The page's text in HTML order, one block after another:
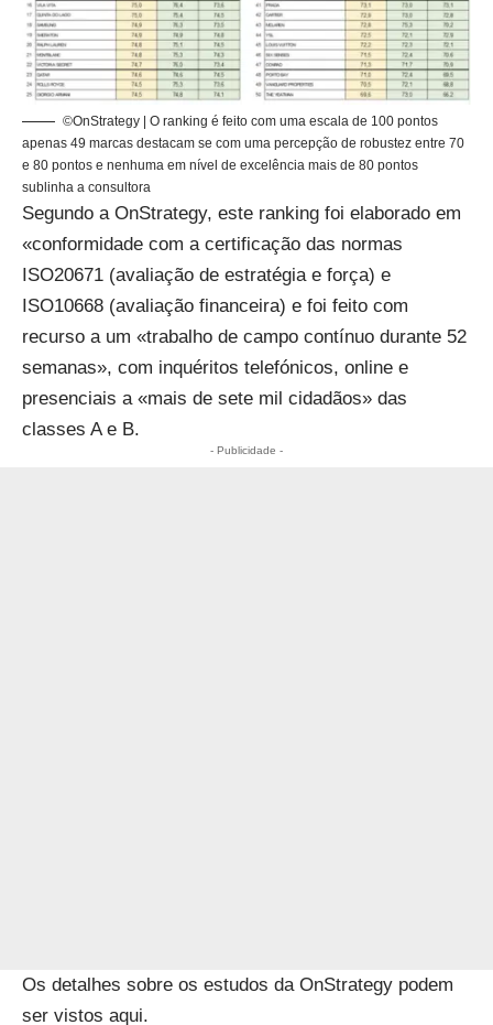
©OnStrategy | O ranking é feito com uma escala de 100 pontos
apenas 49 marcas destacam se com uma percepção de robustez entre 70
e 80 pontos e nenhuma em nível de excelência mais de 80 pontos
sublinha a consultora
Segundo a OnStrategy, este ranking foi elaborado em
«conformidade com a certificação das normas
ISO20671 (avaliação de estratégia e força) e
ISO10668 (avaliação financeira) e foi feito com
recurso a um «trabalho de campo contínuo durante 52
semanas», com inquéritos telefónicos, online e
presenciais a «mais de sete mil cidadãos» das
classes A e B.
- Publicidade -
Os detalhes sobre os estudos da OnStrategy podem
ser vistos aqui.